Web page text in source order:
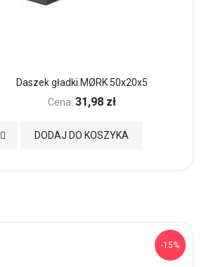
Daszek gładki MØRK 50x20x5
Cena: 31,98 zł
DODAJ DO KOSZYKA
Dodaj
-15%